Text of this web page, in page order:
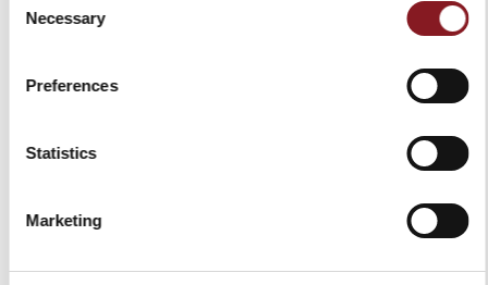
Selection
Necessary
Preferences
Statistics
Marketing